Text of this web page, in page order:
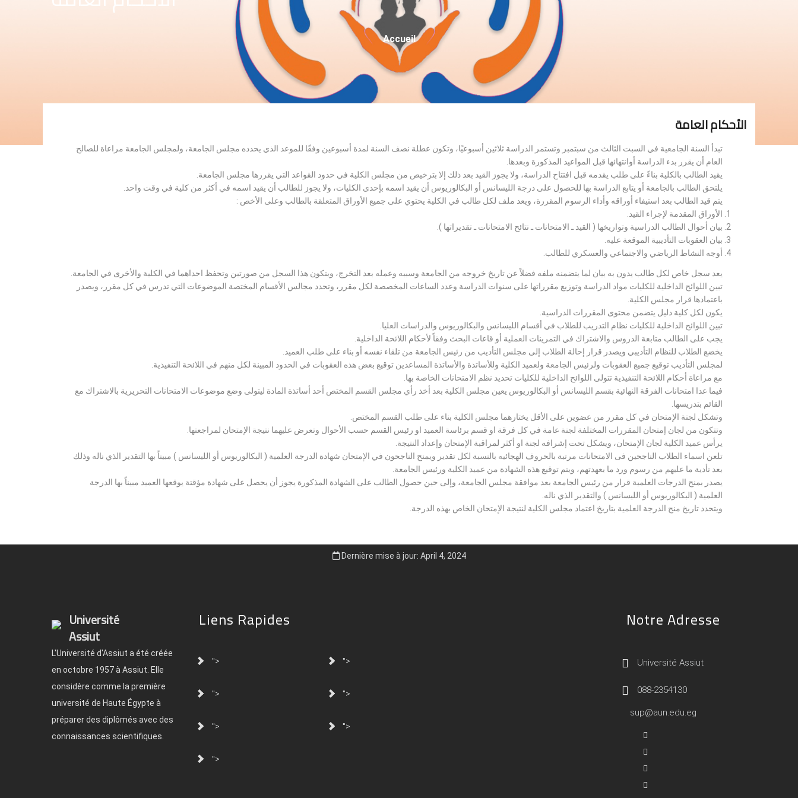
Fil
D'Ariane
Accueil
الأحكام العامة
تبدأ السنة الجامعية في السبت الثالث من سبتمبر وتستمر الدراسة ثلاثين أسبوعيًا، وتكون عطلة نصف السنة لمدة أسبوعين وفقًا للموعد الذي يحدده مجلس الجامعة، ولمجلس الجامعة مراعاة للصالح
العام أن يقرر بدء الدراسة أوانتهائها قبل المواعيد المذكورة وبعدها.
يقيد الطالب بالكلية بناءً على طلب يقدمه قبل افتتاح الدراسة، ولا يجوز القيد بعد ذلك إلا بترخيص من مجلس الكلية في حدود القواعد التي يقررها مجلس الجامعة.
يلتحق الطالب بالجامعة أو يتابع الدراسة بها للحصول على درجة الليسانس أو البكالوريوس أن يقيد اسمه بإحدى الكليات، ولا يجوز للطالب أن يقيد اسمه في أكثر من كلية في وقت واحد.
يتم قيد الطالب بعد استيفاء أوراقه وأداء الرسوم المقررة، ويعد ملف لكل طالب في الكلية يحتوي على جميع الأوراق المتعلقة بالطالب وعلى الأخص :
الأوراق المقدمة لإجراء القيد.
بيان أحوال الطالب الدراسية وتواريخها ( القيد ـ الامتحانات ـ نتائح الامتحانات ـ تقديراتها ).
بيان العقوبات التأديبية الموقعة عليه.
أوجه النشاط الرياضي والاجتماعي والعسكري للطالب.
يعد سجل خاص لكل طالب يدون به بيان لما يتضمنه ملفه فضلاً عن تاريخ خروجه من الجامعة وسببه وعمله بعد التخرج، ويتكون هذا السجل من صورتين وتحفظ احداهما في الكلية والأخرى في الجامعة.
تبين اللوائح الداخلية للكليات مواد الدراسة وتوزيع مقرراتها على سنوات الدراسة وعدد الساعات المخصصة لكل مقرر، وتحدد مجالس الأقسام المختصة الموضوعات التي تدرس في كل مقرر، ويصدر
باعتمادها قرار مجلس الكلية.
يكون لكل كلية دليل يتضمن محتوى المقررات الدراسية.
تبين اللوائح الداخلية للكليات نظام التدريب للطلاب في أقسام الليسانس والبكالوريوس والدراسات العليا.
يجب على الطالب متابعة الدروس والاشتراك في التمرينات العملية أو قاعات البحث وفقاً لأحكام اللائحة الداخلية.
يخضع الطلاب للنظام التأديبي ويصدر قرار إحالة الطلاب إلى مجلس التأديب من رئيس الجامعة من تلقاء نفسه أو بناء على طلب العميد.
لمجلس التأديب توقيع جميع العقوبات ولرئيس الجامعة ولعميد الكلية وللأساتذة والأساتذة المساعدين توقيع بعض هذه العقوبات في الحدود المبينة لكل منهم في اللائحة التنفيذية.
مع مراعاة أحكام اللائحة التنفيذية تتولى اللوائح الداخلية للكليات تحديد نظم الامتحانات الخاصة بها.
فيما عدا امتحانات الفرقة النهائية بقسم الليسانس أو البكالوريوس يعين مجلس الكلية بعد أخذ رأي مجلس القسم المختص أحد أساتذة المادة ليتولى وضع موضوعات الامتحانات التحريرية بالاشتراك مع
القائم بتدريسها.
وتشكل لجنة الإمتحان في كل مقرر من عضوين على الأقل يختارهما مجلس الكلية بناء على طلب القسم المختص.
وتتكون من لجان إمتحان المقررات المختلفة لجنة عامة في كل فرقة او قسم برئاسة العميد او رئيس القسم حسب الأحوال وتعرض عليهما نتيجة الإمتحان لمراجعتها.
يرأس عميد الكلية لجان الإمتحان، ويشكل تحت إشرافه لجنة او أكثر لمراقبة الإمتحان وإعداد النتيجة.
تلعن اسماء الطلاب الناجحين فى الامتحانات مرتبة بالحروف الهجائيه بالنسبة لكل تقدير ويمنح الناجحون في الإمتحان شهادة الدرجة العلمية ( البكالوريوس أو الليسانس ) مبيناً بها التقدير الذي ناله وذلك
بعد تأدية ما عليهم من رسوم ورد ما بعهدتهم، ويتم توقيع هذه الشهادة من عميد الكلية ورئيس الجامعة.
يصدر بمنح الدرجات العلمية قرار من رئيس الجامعة بعد موافقة مجلس الجامعة، وإلى حين حصول الطالب على الشهادة المذكورة يجوز أن يحصل على شهادة مؤقتة يوقعها العميد مبيناً بها الدرجة
العلمية ( البكالوريوس أو الليسانس ) والتقدير الذي ناله.
ويتحدد تاريخ منح الدرجة العلمية بتاريخ اعتماد مجلس الكلية لنتيجة الإمتحان الخاص بهذه الدرجة.
Dernière mise à jour: April 4, 2024
Université
Assiut
L'Université d'Assiut a été créée
en octobre 1957 à Assiut. Elle
considère comme la première
université de Haute Égypte à
préparer des diplômés avec des
connaissances scientifiques.
Liens Rapides
"> ">
"> ">
"> ">
">
Notre Adresse
Université Assiut
088-2354130
sup@aun.edu.eg